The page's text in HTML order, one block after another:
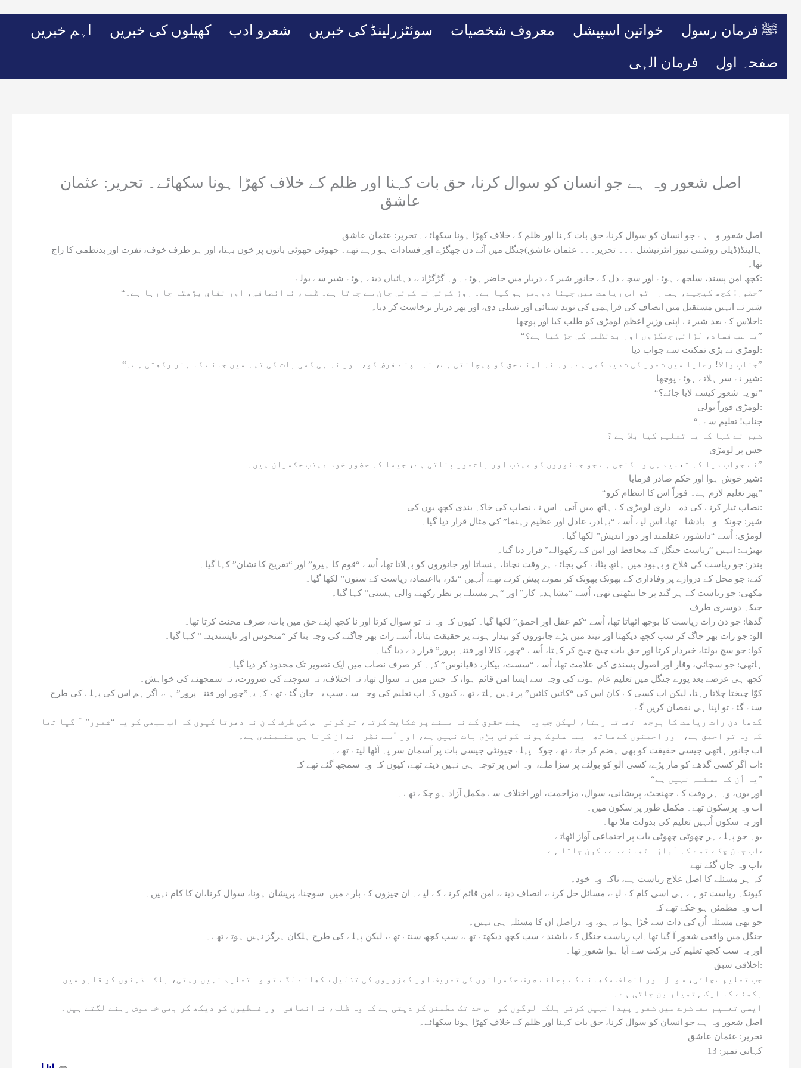
اہم خبریں کھیلوں کی خبریں شعرو ادب سوئٹزرلینڈ کی خبریں معروف شخصیات خواتین اسپیشل ﷺ فرمان رسول
فرمان الہی صفحہ اول
اصل شعور وہ ہے جو انسان کو سوال کرنا، حق بات کہنا اور ظلم کے خلاف کھڑا ہونا سکھائے۔ تحریر: عثمان
عاشق
اصل شعور وہ ہے جو انسان کو سوال کرنا، حق بات کہنا اور ظلم کے خلاف کھڑا ہونا سکھائے۔ تحریر: عثمان عاشق
ہالینڈ(ڈیلی روشنی نیوز انٹرنیشنل ۔۔۔ تحریر۔۔۔ عثمان عاشق)جنگل میں آئے دن جھگڑے اور فسادات ہو رہے تھے۔ چھوٹی چھوٹی باتوں پر خون بہتا، اور ہر طرف خوف، نفرت اور بدنظمی کا راج
تھا۔
کچھ امن پسند، سلجھے ہوئے اور سچے دل کے جانور شیر کے دربار میں حاضر ہوئے۔ وہ گڑگڑاتے، دہائیاں دیتے ہوئے شیر سے بولے:
“حضور! کچھ کیجیے، ہمارا تو اس ریاست میں جینا دوبھر ہو گیا ہے۔ روز کوئی نہ کوئی جان سے جاتا ہے۔ ظلم، ناانصافی، اور نفاق بڑھتا جا رہا ہے۔”
شیر نے انہیں مستقبل میں انصاف کی فراہمی کی نوید سنائی اور تسلی دی، اور پھر دربار برخاست کر دیا۔
اجلاس کے بعد شیر نے اپنی وزیرِ اعظم لومڑی کو طلب کیا اور پوچھا:
“یہ سب فساد، لڑائی جھگڑوں اور بدنظمی کی جڑ کیا ہے؟”
لومڑی نے بڑی تمکنت سے جواب دیا:
“جنابِ والا! رعایا میں شعور کی شدید کمی ہے۔ وہ نہ اپنے حق کو پہچانتی ہے، نہ اپنے فرض کو، اور نہ ہی کسی بات کی تہہ میں جانے کا ہنر رکھتی ہے۔”
شیر نے سر ہلاتے ہوئے پوچھا:
“تو یہ شعور کیسے لایا جائے؟”
لومڑی فوراً بولی:
“جناب! تعلیم سے۔
شیر نے کہا کہ یہ تعلیم کیا بلا ہے ؟
جس پر لومڑی
نے جواب دیا کہ تعلیم ہی وہ کنجی ہے جو جانوروں کو مہذب اور باشعور بناتی ہے، جیسا کہ حضور خود مہذب حکمران ہیں۔”
شیر خوش ہوا اور حکم صادر فرمایا:
“پھر تعلیم لازم ہے۔ فوراً اس کا انتظام کرو”
نصاب تیار کرنے کی ذمہ داری لومڑی کے ہاتھ میں آئی۔ اس نے نصاب کی خاکہ بندی کچھ یوں کی:
شیر: چونکہ وہ بادشاہ تھا، اس لیے اُسے “بہادر، عادل اور عظیم رہنما” کی مثال قرار دیا گیا۔
لومڑی: اُسے “دانشور، عقلمند اور دور اندیش” لکھا گیا۔
بھیڑیے: انہیں “ریاست جنگل کے محافظ اور امن کے رکھوالے” قرار دیا گیا۔
بندر: جو ریاست کی فلاح و بہبود میں ہاتھ بٹانے کی بجائے ہر وقت نچاتا، ہنساتا اور جانوروں کو بہلاتا تھا، اُسے “قوم کا ہیرو” اور “تفریح کا نشان” کہا گیا۔
کتے: جو محل کے دروازے پر وفاداری کے بھونک بھونک کر نمونے پیش کرتے تھے، اُنہیں “نڈر، بااعتماد، ریاست کے ستون” لکھا گیا۔
مکھی: جو ریاست کے ہر گند پر جا بیٹھتی تھی، اُسے “مشاہدہ کار” اور “ہر مسئلے پر نظر رکھنے والی ہستی” کہا گیا۔
جبکہ دوسری طرف
گدھا: جو دن رات ریاست کا بوجھ اٹھاتا تھا، اُسے “کم عقل اور احمق” لکھا گیا۔ کیوں کہ وہ نہ تو سوال کرتا اور نا کچھ اپنے حق میں بات، صرف محنت کرتا تھا۔
الو: جو رات بھر جاگ کر سب کچھ دیکھتا اور نیند میں پڑے جانوروں کو بیدار ہونے پر حقیقت بتاتا، اُسے رات بھر جاگنے کی وجہ بنا کر “منحوس اور ناپسندیدہ” کہا گیا۔
کوا: جو سچ بولتا، خبردار کرتا اور حق بات چیخ چیخ کر کہتا، اُسے “چور، کالا اور فتنہ پرور” قرار دے دیا گیا۔
ہاتھی: جو سچائی، وقار اور اصول پسندی کی علامت تھا، اُسے “سست، بیکار، دقیانوس” کہہ کر صرف نصاب میں ایک تصویر تک محدود کر دیا گیا۔
کچھ ہی عرصے بعد پورے جنگل میں تعلیم عام ہونے کی وجہ سے ایسا امن قائم ہوا، کہ جس میں نہ سوال تھا، نہ اختلاف، نہ سوچنے کی ضرورت، نہ سمجھنے کی خواہش۔
کوّا چیختا چلاتا رہتا، لیکن اب کسی کے کان اس کی “کائیں کائیں” پر نہیں ہلتے تھے، کیوں کہ اب تعلیم کی وجہ سے سب یہ جان گئے تھے کہ یہ”چور اور فتنہ پرور” ہے، اگر ہم اس کی پہلے کی طرح
سنے گئے تو اپنا ہی نقصان کریں گے۔
گدھا دن رات ریاست کا بوجھ اٹھاتا رہتا، لیکن جب وہ اپنے حقوق کے نہ ملنے پر شکایت کرتا، تو کوئی اس کی طرف کان نہ دھرتا کیوں کہ اب سبھی کو یہ “شعور” آ گیا تھا
کہ وہ تو احمق ہے، اور احمقوں کے ساتھ ایسا سلوک ہونا کوئی بڑی بات نہیں ہے، اور اُسے نظر انداز کرنا ہی عقلمندی ہے۔
اب جانور ہاتھی جیسی حقیقت کو بھی ہضم کر جاتے تھے جوکہ پہلے چیونٹی جیسی بات پر آسمان سر پہ آٹھا لیتے تھے۔
اب اگر کسی گدھے کو مار پڑے، کسی الو کو بولنے پر سزا ملے، وہ اس پر توجہ ہی نہیں دیتے تھے، کیوں کہ وہ سمجھ گئے تھے کہ:
“یہ اُن کا مسئلہ نہیں ہے”
اور یوں، وہ ہر وقت کے جھنجٹ، پریشانی، سوال، مزاحمت، اور اختلاف سے مکمل آزاد ہو چکے تھے۔
اب وہ پرسکون تھے۔ مکمل طور پر سکون میں۔
اور یہ سکون اُنہیں تعلیم کی بدولت ملا تھا۔
وہ جو پہلے ہر چھوٹی چھوٹی بات پر اجتماعی آواز اٹھاتے،
اب جان چکے تھے کہ آواز اٹھانے سے سکون جاتا ہے،
اب وہ جان گئے تھے،
کہ ہر مسئلے کا اصل علاج ریاست ہے، ناکہ وہ خود۔
کیونکہ ریاست تو ہے ہی اسی کام کے لیے، مسائل حل کرنے، انصاف دینے، امن قائم کرنے کے لیے۔ ان چیزوں کے بارے میں سوچنا، پریشان ہونا، سوال کرنا،ان کا کام نہیں۔
اب وہ مطمئن ہو چکے تھے کہ
جو بھی مسئلہ اُن کی ذات سے جُڑا ہوا نہ ہو، وہ دراصل ان کا مسئلہ ہی نہیں۔
جنگل میں واقعی شعور آ گیا تھا۔اب ریاست جنگل کے باشندے سب کچھ دیکھتے تھے، سب کچھ سنتے تھے، لیکن پہلے کی طرح ہلکان ہرگز نہیں ہوتے تھے۔
اور یہ سب کچھ تعلیم کی برکت سے آیا ہوا شعور تھا۔
اخلاقی سبق:
جب تعلیم سچائی، سوال اور انصاف سکھانے کے بجائے صرف حکمرانوں کی تعریف اور کمزوروں کی تذلیل سکھانے لگے تو وہ تعلیم نہیں رہتی، بلکہ ذہنوں کو قابو میں
رکھنے کا ایک ہتھیار بن جاتی ہے۔
ایسی تعلیم معاشرے میں شعور پیدا نہیں کرتی بلکہ لوگوں کو اس حد تک مطمئن کر دیتی ہے کہ وہ ظلم، ناانصافی اور غلطیوں کو دیکھ کر بھی خاموش رہنے لگتے ہیں۔
اصل شعور وہ ہے جو انسان کو سوال کرنا، حق بات کہنا اور ظلم کے خلاف کھڑا ہونا سکھائے۔
تحریر: عثمان عاشق
کہانی نمبر: 13